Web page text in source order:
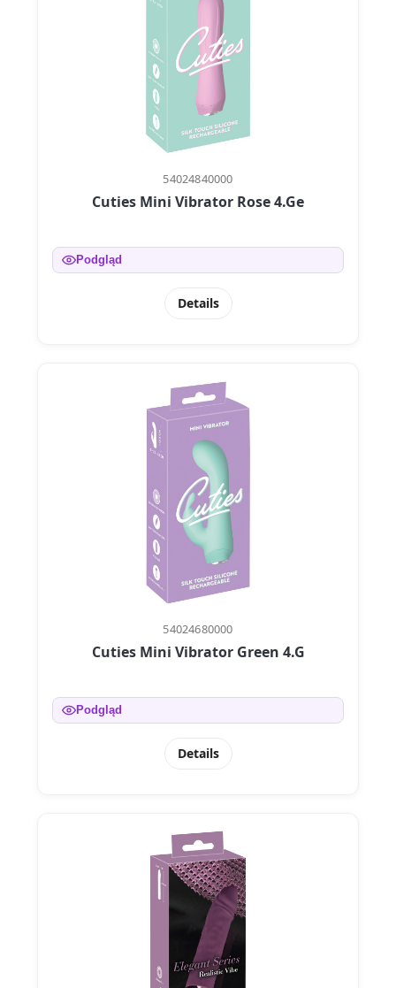
54024840000
Cuties Mini Vibrator Rose 4.Ge
Podgląd
Details
54024680000
Cuties Mini Vibrator Green 4.G
Podgląd
Details